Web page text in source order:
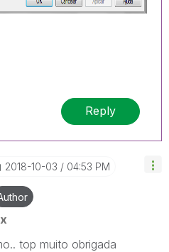
Reply
‎2018-10-03 04:53 PM
top muito obrigada